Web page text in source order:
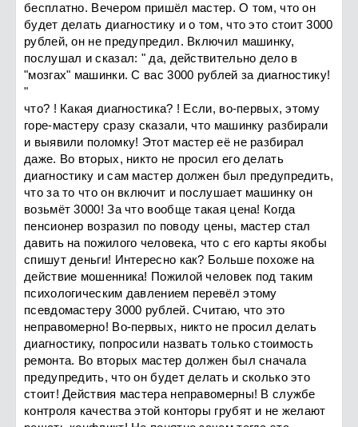
бесплатно. Вечером пришёл мастер. О том, что он
будет делать диагностику и о том, что это стоит 3000
рублей, он не предупредил. Включил машинку,
послушал и сказал: " да, действительно дело в
"мозгах" машинки. С вас 3000 рублей за диагностику!
"
что? ! Какая диагностика? ! Если, во-первых, этому
горе-мастеру сразу сказали, что машинку разбирали
и выявили поломку! Этот мастер еë не разбирал
даже. Во вторых, никто не просил его делать
диагностику и сам мастер должен был предупредить,
что за то что он включит и послушает машинку он
возьмëт 3000! За что вообще такая цена! Когда
пенсионер возразил по поводу цены, мастер стал
давить на пожилого человека, что с его карты якобы
спишут деньги! Интересно как? Больше похоже на
действие мошенника! Пожилой человек под таким
психологическим давлением перевëл этому
псевдомастеру 3000 рублей. Считаю, что это
неправомерно! Во-первых, никто не просил делать
диагностику, попросили назвать только стоимость
ремонта. Во вторых мастер должен был сначала
предупредить, что он будет делать и сколько это
стоит! Действия мастера неправомерны! В службе
контроля качества этой конторы грубят и не желают